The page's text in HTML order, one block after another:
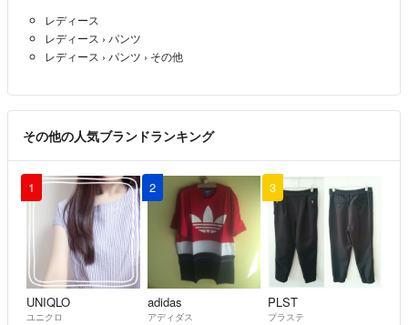
レディース
レディース › パンツ
レディース › パンツ › その他
その他の人気ブランドランキング
1
UNIQLO
ユニクロ
2
adidas
アディダス
3
PLST
プラステ